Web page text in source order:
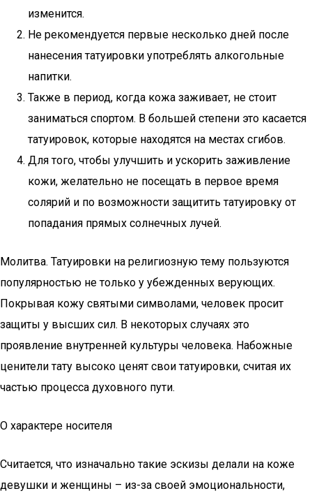
изменится.
Не рекомендуется первые несколько дней после
нанесения татуировки употреблять алкогольные
напитки.
Также в период, когда кожа заживает, не стоит
заниматься спортом. В большей степени это касается
татуировок, которые находятся на местах сгибов.
Для того, чтобы улучшить и ускорить заживление
кожи, желательно не посещать в первое время
солярий и по возможности защитить татуировку от
попадания прямых солнечных лучей.
Молитва. Татуировки на религиозную тему пользуются
популярностью не только у убежденных верующих.
Покрывая кожу святыми символами, человек просит
защиты у высших сил. В некоторых случаях это
проявление внутренней культуры человека. Набожные
ценители тату высоко ценят свои татуировки, считая их
частью процесса духовного пути.
О характере носителя
Считается, что изначально такие эскизы делали на коже
девушки и женщины – из-за своей эмоциональности,